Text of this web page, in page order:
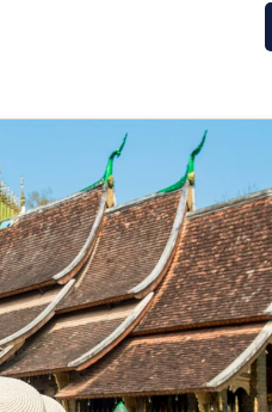
Republic of